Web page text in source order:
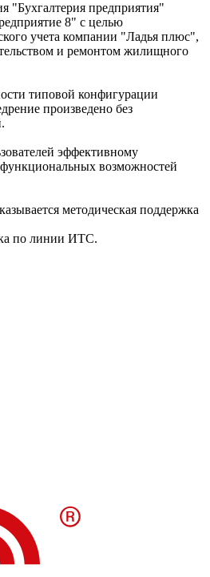
"Бухгалтерия предприятия"
8" с целью
учета компании "Ладья плюс",
и ремонтом жилищного
типовой конфигурации
произведено без
эффективному
возможностей
методическая поддержка
по линии ИТС.